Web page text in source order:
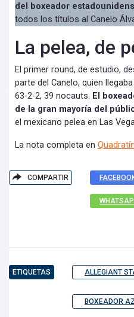
del boxeador
todos los títulos al Canelo
La pelea, de
El primer round, de estudio,
parte del Canelo, quien
63-2-2, 39 nocauts. El
de la gran mayoría del
el mexicano pelea en Las
La nota completa en
COMPARTIR
ETIQUETAS ALLEGIANT
BOXEADOR